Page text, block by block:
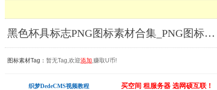
黑色杯具标志PNG图标素材合集_PNG图标素材
图标素材Tag： 暂无Tag,欢迎添加,赚取U币!
织梦DedeCMS视频教程 买空间 租服务器 选网硕互联！